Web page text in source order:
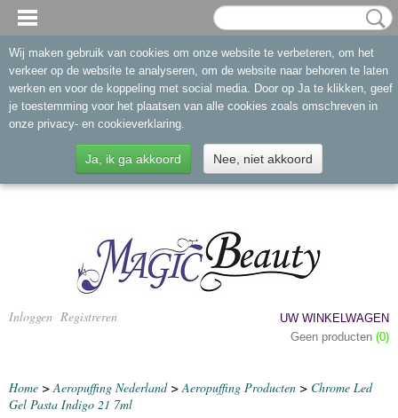
Inloggen Registreren
UW WINKELWAGEN
Geen producten (0)
Home >Aeropuffing Nederland>Aeropuffing Producten > Chrome Led
Gel Pasta Indigo 21 7ml
Wij maken gebruik van cookies om onze website te verbeteren, om het
verkeer op de website te analyseren, om de website naar behoren te laten
werken en voor de koppeling met social media. Door op Ja te klikken, geef
je toestemming voor het plaatsen van alle cookies zoals omschreven in
onze privacy- en cookieverklaring.
Ja, ik ga akkoord Nee, niet akkoord